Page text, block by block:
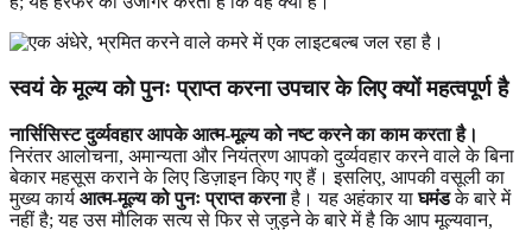
स्वयं के मूल्य को पुनः प्राप्त करना उपचार के लिए क्यों महत्वपूर्ण है
नार्सिसिस्ट दुर्व्यवहार आपके आत्म-मूल्य को नष्ट करने का काम करता है।
निरंतर आलोचना, अमान्यता और नियंत्रण आपको दुर्व्यवहार करने वाले के बिना
बेकार महसूस कराने के लिए डिज़ाइन किए गए हैं। इसलिए, आपकी वसूली का
मुख्य कार्य आत्म-मूल्य को पुनः प्राप्त करनाहै। यह अहंकार याघमंडके बारे में
नहीं है; यह उस मौलिक सत्य से फिर से जुड़ने के बारे में है कि आप मूल्यवान,